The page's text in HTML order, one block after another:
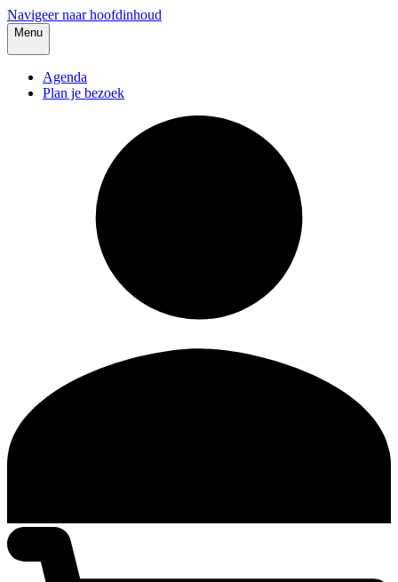
Navigeer naar hoofdinhoud
Menu
Agenda
Plan je bezoek